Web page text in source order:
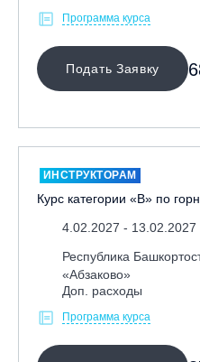
Программа курса
Подать Заявку
ИНСТРУКТОРАМ
Курс категории «В» по
4.02.2027 - 13.02.2027
Республика
«Абзаково»
Доп. расходы
Программа курса